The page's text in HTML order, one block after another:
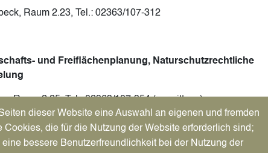
Raum 2.23, Tel.: 02363/107-312
und Freiflächenplanung, Naturschutzrechtliche
Raum 2.25, Tel.: 02363/107-354 (vormittags)
Innenstadtentwicklung
dieser Website eine Auswahl an eigenen und fremden
Cookies, die für die Nutzung der Website erforderlich sind;
bessere Benutzerfreundlichkeit bei der Nutzung der